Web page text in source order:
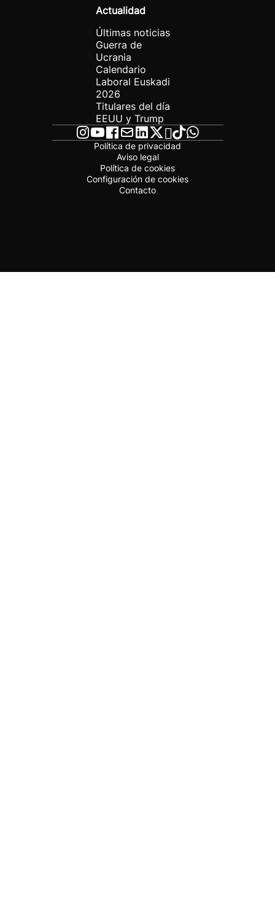
Actualidad
Últimas noticias
Guerra de
Ucrania
Calendario
Laboral Euskadi
2026
Titulares del día
EEUU y Trump
Política de privacidad
Aviso legal
Política de cookies
Configuración de cookies
Contacto